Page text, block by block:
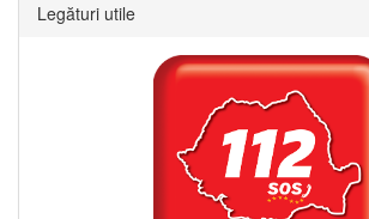
Legături utile